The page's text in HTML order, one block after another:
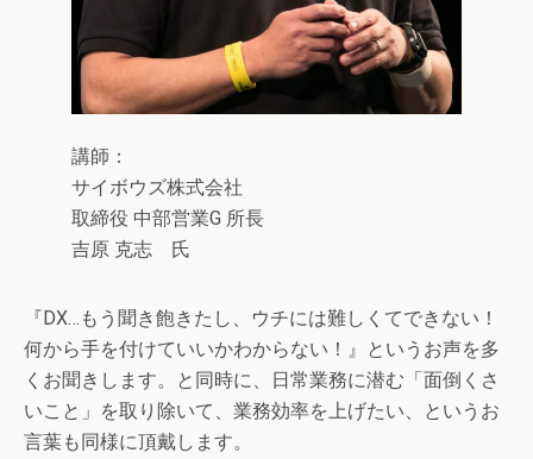
講師：
サイボウズ株式会社
取締役 中部営業G 所長
吉原 克志 氏
『DX…もう聞き飽きたし、ウチには難しくてできない！
何から手を付けていいかわからない！』というお声を多
くお聞きします。と同時に、日常業務に潜む「面倒くさ
いこと」を取り除いて、業務効率を上げたい、というお
言葉も同様に頂戴します。